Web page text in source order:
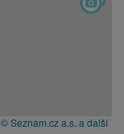
© Seznam.cz a.s. a další